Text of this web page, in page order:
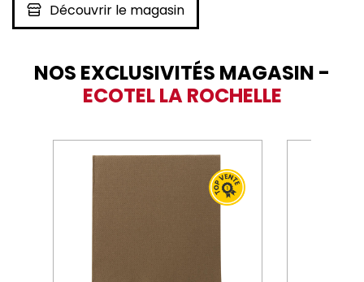
Découvrir le magasin
NOS EXCLUSIVITÉS MAGASIN -
ECOTEL LA ROCHELLE